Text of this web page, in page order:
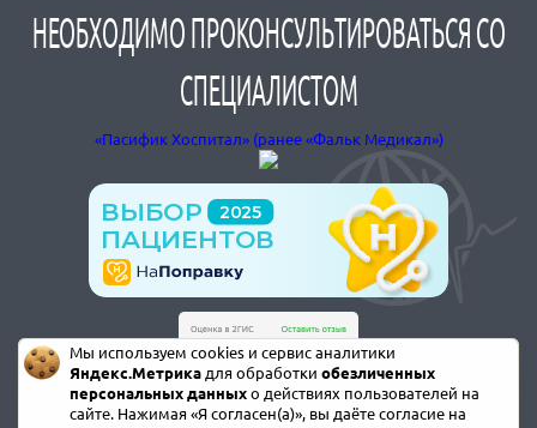
НЕОБХОДИМО ПРОКОНСУЛЬТИРОВАТЬСЯ СО
СПЕЦИАЛИСТОМ
«Пасифик Хоспитал» (ранее «Фальк Медикал»)
Мы используем cookies и сервис аналитики
Яндекс.Метрикадля обработки обезличенных
персональных данныхо действиях пользователей на
сайте. Нажимая «Я согласен(а)», вы даёте согласие на